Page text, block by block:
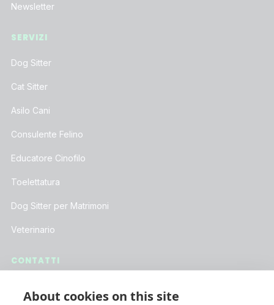
Newsletter
SERVIZI
Dog Sitter
Cat Sitter
Asilo Cani
Consulente Felino
Educatore Cinofilo
Toelettatura
Dog Sitter per Matrimoni
Veterinario
CONTATTI
About cookies on this site